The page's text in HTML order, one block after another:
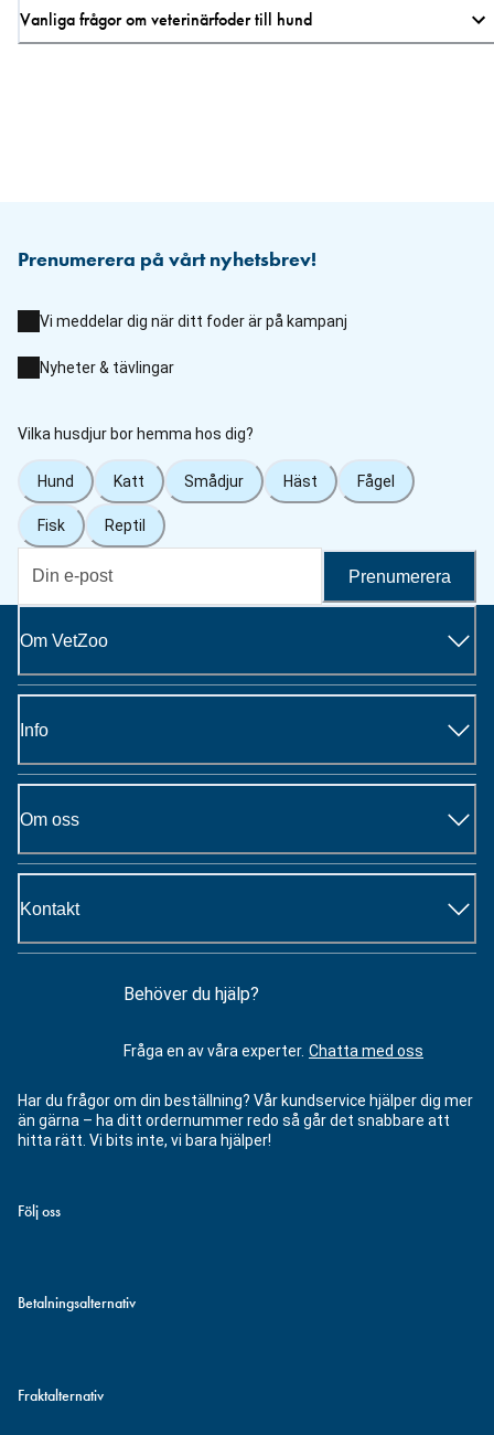
Vanliga frågor om veterinärfoder till hund
Prenumerera på vårt nyhetsbrev!
Vi meddelar dig när ditt foder är på kampanj
Nyheter & tävlingar
Vilka husdjur bor hemma hos dig?
Hund Katt Smådjur Häst Fågel
Fisk Reptil
Prenumerera
Om VetZoo
Info
Om oss
Kontakt
Behöver du hjälp?
Fråga en av våra experter. Chatta med oss
Har du frågor om din beställning? Vår kundservice hjälper dig mer
än gärna – ha ditt ordernummer redo så går det snabbare att
hitta rätt. Vi bits inte, vi bara hjälper!
Följ oss
Betalningsalternativ
Fraktalternativ